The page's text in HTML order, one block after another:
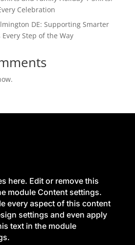
Celebration
DE: Supporting Smarter
Step of the Way
here. Edit or remove this
module Content settings.
every aspect of this content
settings and even apply
text in the module